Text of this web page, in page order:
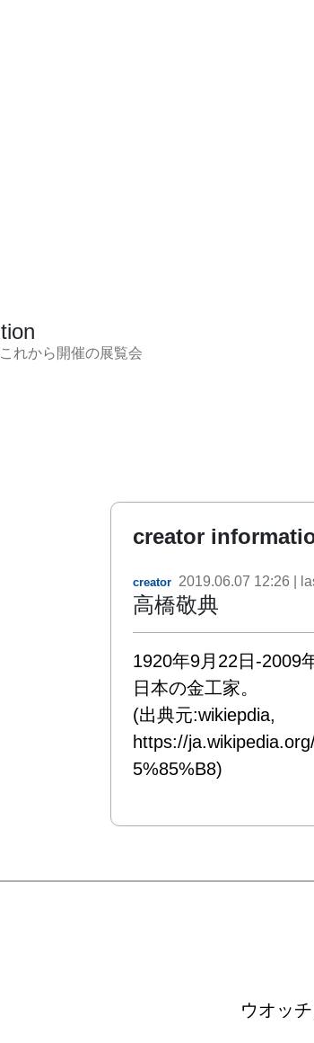
れから開催の展覧会
creator
creator 2019.06.07 12:26 |
高橋敬典
1920年9月22日-2009
日本の金工家。
(出典元:wikiepdia,
https://
5%85%B8)
ウオッ